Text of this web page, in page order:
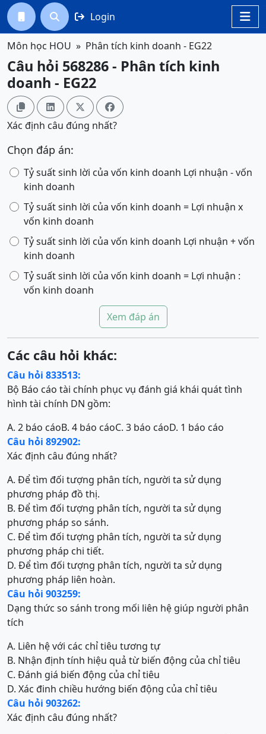

  Login
Môn học HOU Phân tích kinh doanh - EG22
Câu hỏi 568286 - Phân tích kinh
doanh - EG22
   
Xác định câu đúng nhất?
Chọn đáp án:
Tỷ suất sinh lời của vốn kinh doanh Lợi nhuận - vốn
kinh doanh
Tỷ suất sinh lời của vốn kinh doanh = Lợi nhuận x
vốn kinh doanh
Tỷ suất sinh lời của vốn kinh doanh Lợi nhuận + vốn
kinh doanh
Tỷ suất sinh lời của vốn kinh doanh = Lợi nhuận :
vốn kinh doanh
Xem đáp án
Các câu hỏi khác:
Câu hỏi 833513:
Bộ Báo cáo tài chính phục vụ đánh giá khái quát tình
hình tài chính DN gồm:
A. 2 báo cáoB. 4 báo cáoC. 3 báo cáoD. 1 báo cáo
Câu hỏi 892902:
Xác định câu đúng nhất?
A. Để tìm đối tượng phân tích, người ta sử dụng
phương pháp đồ thị.
B. Để tìm đối tượng phân tích, người ta sử dụng
phương pháp so sánh.
C. Để tìm đối tượng phân tích, người ta sử dụng
phương pháp chi tiết.
D. Để tìm đối tượng phân tích, người ta sử dụng
phương pháp liên hoàn.
Câu hỏi 903259:
Dạng thức so sánh trong mối liên hệ giúp người phân
tích
A. Liên hệ với các chỉ tiêu tương tự
B. Nhận định tính hiệu quả từ biến động của chỉ tiêu
C. Đánh giá biến động của chỉ tiêu
D. Xác đinh chiều hướng biến động của chỉ tiêu
Câu hỏi 903262:
Xác định câu đúng nhất?